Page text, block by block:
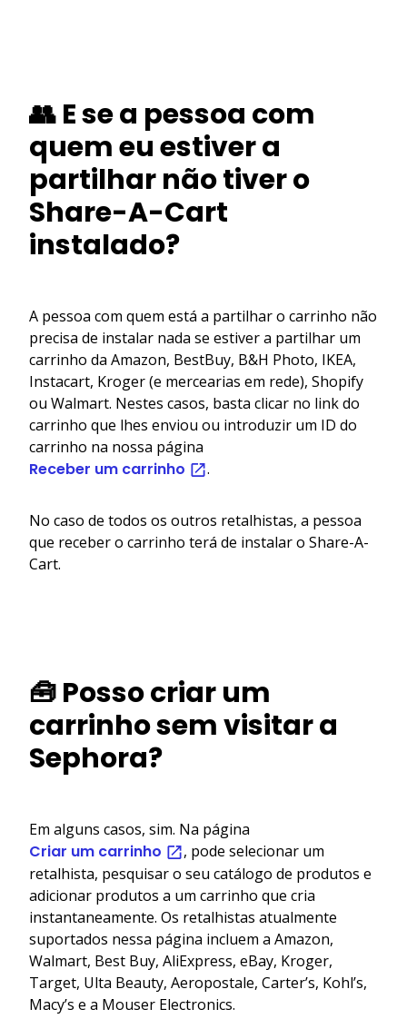
👥 E se a pessoa com
quem eu estiver a
partilhar não tiver o
Share-A-Cart
instalado?
A pessoa com quem está a partilhar o carrinho não
precisa de instalar nada se estiver a partilhar um
carrinho da Amazon, BestBuy, B&H Photo, IKEA,
Instacart, Kroger (e mercearias em rede), Shopify
ou Walmart. Nestes casos, basta clicar no link do
carrinho que lhes enviou ou introduzir um ID do
carrinho na nossa página
Receber um carrinho .
No caso de todos os outros retalhistas, a pessoa
que receber o carrinho terá de instalar o Share-A-
Cart.
🧰 Posso criar um
carrinho sem visitar a
Sephora?
Em alguns casos, sim. Na página
Criar um carrinho
, pode selecionar um
retalhista, pesquisar o seu catálogo de produtos e
adicionar produtos a um carrinho que cria
instantaneamente. Os retalhistas atualmente
suportados nessa página incluem a Amazon,
Walmart, Best Buy, AliExpress, eBay, Kroger,
Target, Ulta Beauty, Aeropostale, Carter’s, Kohl’s,
Macy’s e a Mouser Electronics.